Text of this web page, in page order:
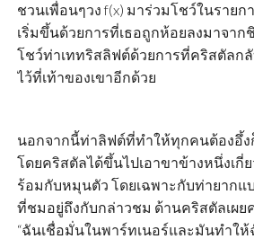
ชวนเพื่อนๆวง f(x) มาร่วมโชว์ในราย
เริ่มขึ้นด้วยการที่เธอถูกห้อยลงมาจาก
โชว์ท่าเททริสลิฟต์ด้วยการที่คริสตัลกลั
ไว้ที่เท้าของเขาอีกด้วย
นอกจากนี้ท่าลิฟต์ที่ทำให้ทุกคนต้องอึ้ง
โดยคริสตัลได้ขึ้นไปเอาขาข้างหนึ่งเกี่
ร้อมกับหมุนตัว โดยเฉพาะกับท่ายาก
ที่ชมอยู่ถึงกับกล่าวชม ด้านคริสตัลเผย
“ฉันเชื่อมั่นในพาร์ทเนอร์และมันทำใ